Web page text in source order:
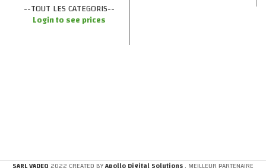
--TOUT LES CATEGORIS--
Login to see prices